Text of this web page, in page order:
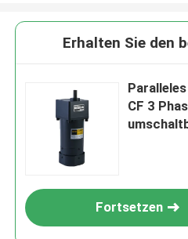
Erhalten Sie den
CF 3
Fortsetzen